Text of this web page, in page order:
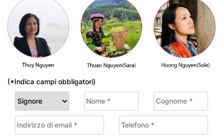
(*Indica campi obbligatori)